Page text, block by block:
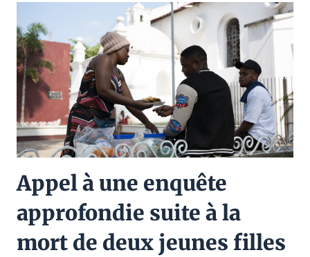
Appel à une enquête
approfondie suite à la
mort de deux jeunes filles